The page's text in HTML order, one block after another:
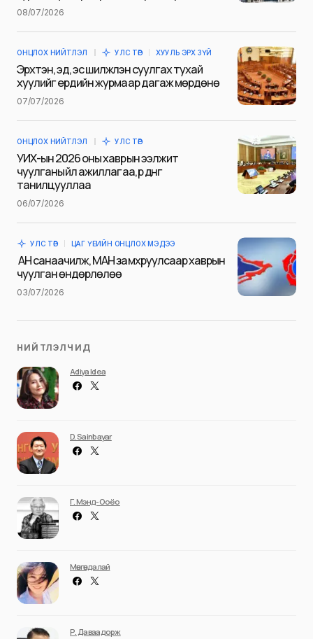
Сэтгэгдэл*
Name
time I comment.
Илгээх
08/07/2026
ОНЦЛОХ НИЙТЛЭЛ УЛС ТӨР ХУУЛЬ ЭРХ ЗҮЙ
Эрхтэн, эд, эс шилжүүлэн суулгах тухай
хуулийг ердийн журмаар дагаж мөрдөнө
07/07/2026
ОНЦЛОХ НИЙТЛЭЛ УЛС ТӨР
УИХ-ын 2026 оны хаврын ээлжит
чуулганы үйл ажиллагаа, үр дүнг
танилцууллаа
06/07/2026
УЛС ТӨР ЦАГ ҮЕИЙН ОНЦЛОХ МЭДЭЭ
АН санаачилж, МАН замхруулсаар хаврын
чуулган өндөрлөлөө
03/07/2026
НИЙТЛЭЛЧИД
Adiya Idea
D. Sainbayar
Г. Мэнд-Ооёо
Мөнгөндалай
Р. Даваадорж